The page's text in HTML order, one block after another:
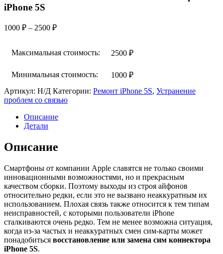
iPhone 5S
1000 ₽ – 2500 ₽Диапазон
–
Максимальная стоимость: 2500 ₽
Минимальная стоимость: 1000 ₽
Артикул: Н/Д Категории: Ремонт iPhone 5S, Устранение
проблем со связью
Описание
Детали
Описание
Смартфоны от компании Apple славятся не только своими
инновационными возможностями, но и прекрасным
качеством сборки. Поэтому выходы из строя айфонов
относительно редки, если это не вызвано неаккуратным их
использованием. Плохая связь также относится к тем типам
неисправностей, с которыми пользователи iPhone
сталкиваются очень редко. Тем не менее возможна ситуация,
когда из-за частых и неаккуратных смен сим-карты может
понадобиться восстановление или замена сим коннектора
iPhone 5S.